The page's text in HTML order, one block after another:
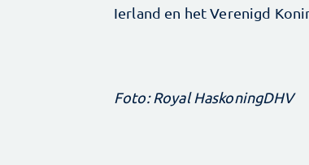
Ierland en het Verenigd
Foto: Royal HaskoningDHV